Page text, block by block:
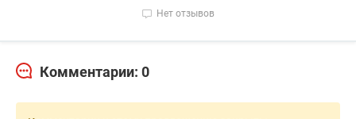
Нет отзывов
Комментарии: 0